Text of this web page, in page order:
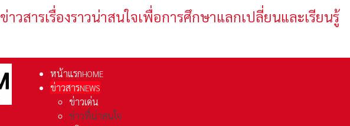
วสารเรื่องราวน่าสนใจเพื่อการศึกษาแลกเปลี่ยนและเรียนรู้
หน้าแรกHOME
ข่าวสารNEWS
ข่าวเด่น
ข่าวที่น่าสนใจ